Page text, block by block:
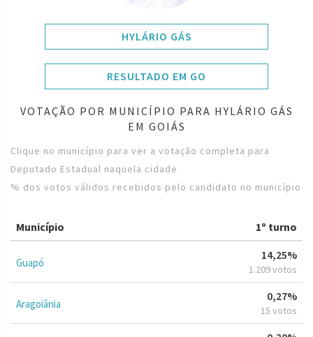
HYLÁRIO GÁS
RESULTADO EM GO
VOTAÇÃO POR MUNICÍPIO PARA HYLÁRIO GÁS
EM GOIÁS
Clique no município para ver a votação completa para
Deputado Estadual naquela cidade
% dos votos válidos recebidos pelo candidato no município
Município 1º turno
Guapó
14,25%
1.209 votos
Aragoiânia
0,27%
15 votos